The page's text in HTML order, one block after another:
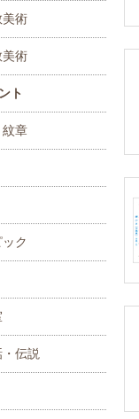
美術
美術
ト
紋章
ク
伝説